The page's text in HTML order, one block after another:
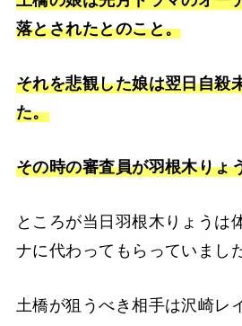
落とされたとのこと。
それを悲観した娘は翌日自殺
た。
その時の審査員が羽根木りょ
ところが当日羽根木りょうは
ナに代わってもらっていまし
土橋が狙うべき相手は沢崎レ